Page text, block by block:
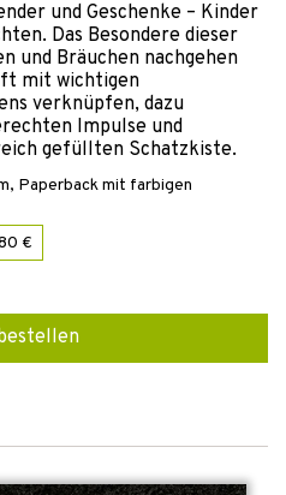
und Geschenke – Kinder
Das Besondere dieser
und Bräuchen nachgehen
mit wichtigen
verknüpfen, dazu
Impulse und
gefüllten Schatzkiste.
Paperback mit farbigen
€